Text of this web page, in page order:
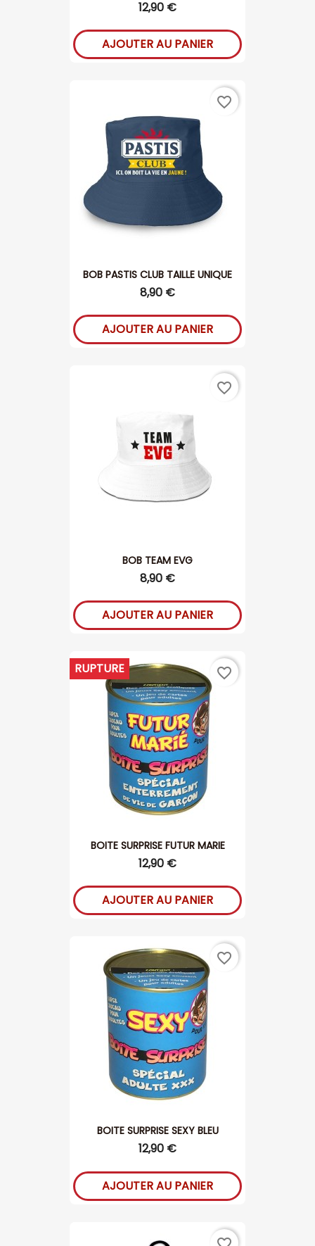
12,90 €
AJOUTER AU PANIER
BOB PASTIS CLUB TAILLE UNIQUE
8,90 €
AJOUTER AU PANIER
favorite_border
BOB TEAM EVG
8,90 €
AJOUTER AU PANIER
favorite_border
BOITE SURPRISE FUTUR MARIE
12,90 €
RUPTURE
AJOUTER AU PANIER
favorite_border
BOITE SURPRISE SEXY BLEU
12,90 €
AJOUTER AU PANIER
favorite_border